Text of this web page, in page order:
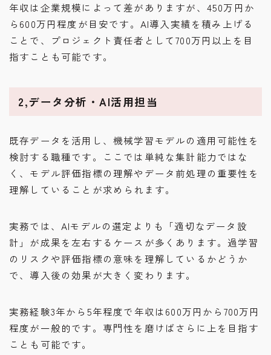
年収は企業規模によって差がありますが、450万円か
ら600万円程度が目安です。AI導入実績を積み上げる
ことで、プロジェクト責任者として700万円以上を目
指すことも可能です。
2,データ分析・AI活用担当
既存データを活用し、機械学習モデルの適用可能性を
検討する職種です。ここでは単純な集計能力ではな
く、モデル評価指標の理解やデータ前処理の重要性を
理解していることが求められます。
実務では、AIモデルの選定よりも「適切なデータ設
計」が成果を左右するケースが多くあります。過学習
のリスクや評価指標の意味を理解しているかどうか
で、導入後の効果が大きく変わります。
実務経験3年から5年程度で年収は600万円から700万円
程度が一般的です。専門性を磨けばさらに上を目指す
ことも可能です。